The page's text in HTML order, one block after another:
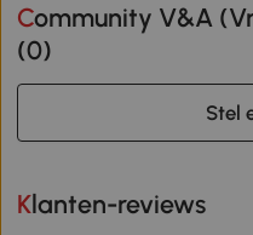
Community V&A (Vragen en Antwoorden)
(0)
Stel
Klanten-reviews